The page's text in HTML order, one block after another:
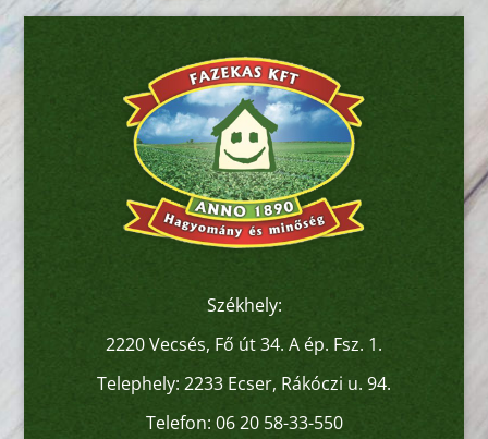
Székhely:
2220 Vecsés, Fő út 34. A ép. Fsz. 1.
Telephely: 2233 Ecser, Rákóczi u. 94.
Telefon: 06 20 58-33-550